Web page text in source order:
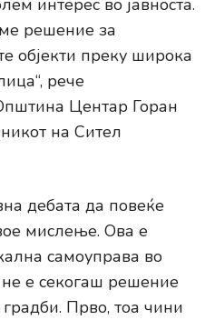
интерес во јавноста.
решение за
објекти преку широка
рече
Центар Горан
на Сител
дебата да повеќе
мислење. Ова е
самоуправа во
е секогаш решение
Прво, тоа чини